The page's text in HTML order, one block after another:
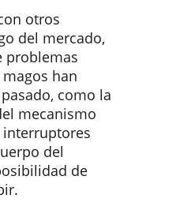
otros
del mercado,
problemas
han
como la
mecanismo
interruptores
del
de